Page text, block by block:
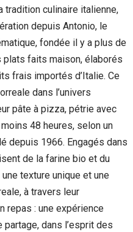
tradition culinaire italienne,
depuis Antonio, le
fondée il y a plus de
faits maison, élaborés
frais importés d’Italie. Ce
dans l’univers
pâte à pizza, pétrie avec
48 heures, selon un
depuis 1966. Engagés dans
de la farine bio et du
texture unique et une
à travers leur
repas : une expérience
dans l’esprit des